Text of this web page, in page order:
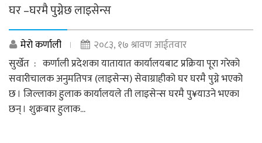
घर –घरमै पुग्नेछ लाइसेन्स
मेरो कर्णाली
२०८३, १७ श्रावण आईतवार
सुर्खेत : कर्णाली प्रदेशका यातायात कार्यालयबाट प्रक्रिया पूरा गरेको
सवारीचालक अनुमतिपत्र (लाइसेन्स) सेवाग्राहीको घर घरमै पुग्ने भएको
छ । जिल्लाका हुलाक कार्यालयले ती लाइसेन्स घरमै पु¥याउने भएका
छन् । शुक्रबार हुलाक...